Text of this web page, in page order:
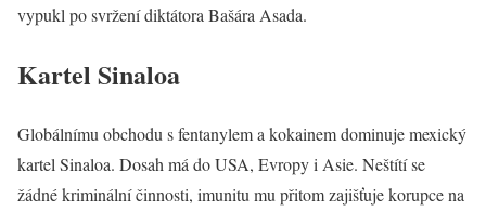
vypukl po svržení diktátora Bašára Asada.
Kartel Sinaloa
Globálnímu obchodu s fentanylem a kokainem dominuje mexický
kartel Sinaloa. Dosah má do USA, Evropy i Asie. Neštítí se
žádné kriminální činnosti, imunitu mu přitom zajišťuje korupce na